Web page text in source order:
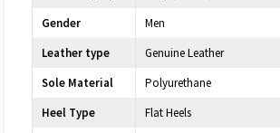
Gender
Men
Leather type
Genuine Leather
Sole Material
Polyurethane
Heel Type
Flat Heels